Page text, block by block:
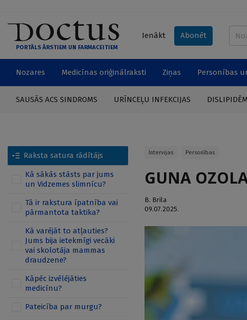
PORTĀLS ĀRSTIEM UN FARMACEITIEM
Ienākt Abonēt
Nozares Medicīnas oriģinālraksti Ziņas Personības
SAUSĀS ACS SINDROMS URĪNCEĻU INFEKCIJAS
Raksta satura rādītājs
Kā sākās stāsts par jums
un Vidzemes slimnīcu?
Tā ir rakstura īpatnība vai
pārmantota taktika?
Kā varējāt to atļauties?
Jums bija ietekmīgi vecāki
vai skolotāja mammas
draudzene?
Kāpēc izvēlējāties
medicīnu?
Pateicība par murgu?
Intervijas Personības
GUNA
B. Brila
09.07.2025.